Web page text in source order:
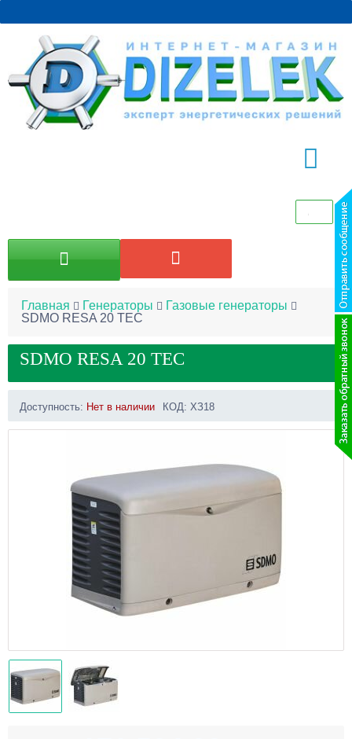
Главная Генераторы
Газовые генераторы
SDMO RESA 20 TEC
SDMO RESA 20 TEC
Доступность: Нет в наличии КОД: ХЗ18